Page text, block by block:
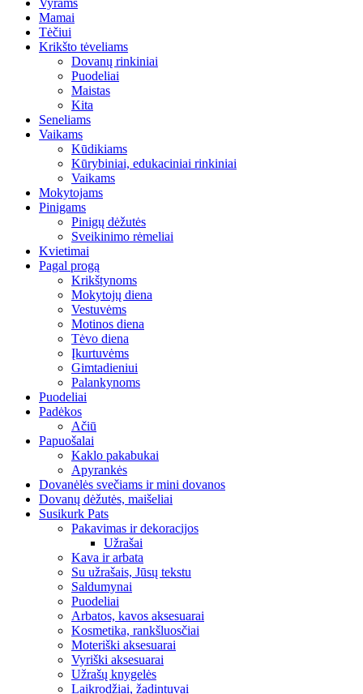
Mamai
Tėčiui
Krikšto tėveliams
Dovanų rinkiniai
Puodeliai
Maistas
Kita
Seneliams
Vaikams
Kūdikiams
Kūrybiniai, edukaciniai rinkiniai
Vaikams
Mokytojams
Pinigams
Pinigų dėžutės
Sveikinimo rėmeliai
Kvietimai
Pagal progą
Krikštynoms
Mokytojų diena
Vestuvėms
Motinos diena
Tėvo diena
Įkurtuvėms
Gimtadieniui
Palankynoms
Puodeliai
Padėkos
Ačiū
Papuošalai
Kaklo pakabukai
Apyrankės
Dovanėlės svečiams ir mini dovanos
Dovanų dėžutės, maišeliai
Susikurk Pats
Pakavimas ir dekoracijos
Užrašai
Kava ir arbata
Su užrašais, Jūsų tekstu
Saldumynai
Puodeliai
Arbatos, kavos aksesuarai
Kosmetika, rankšluosčiai
Moteriški aksesuarai
Vyriški aksesuarai
Užrašų knygelės
Laikrodžiai, žadintuvai